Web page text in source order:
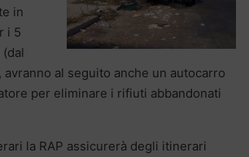
in
i 5
al seguito anche un autocarro
per eliminare i rifiuti abbandonati
la RAP assicurerà degli itinerari